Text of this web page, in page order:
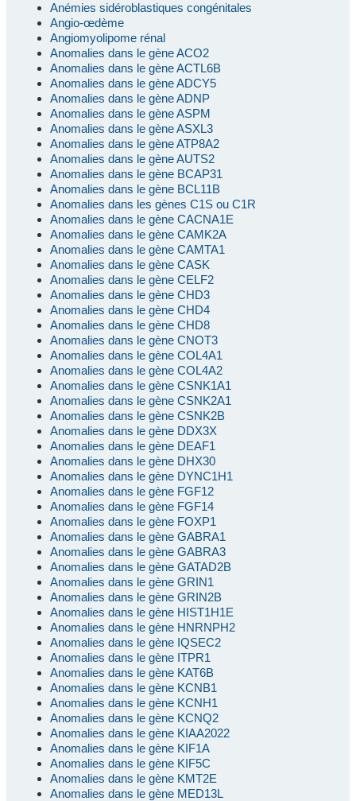
Anémies sidéroblastiques congénitales
Angio-œdème
Angiomyolipome rénal
Anomalies dans le gène ACO2
Anomalies dans le gène ACTL6B
Anomalies dans le gène ADCY5
Anomalies dans le gène ADNP
Anomalies dans le gène ASPM
Anomalies dans le gène ASXL3
Anomalies dans le gène ATP8A2
Anomalies dans le gène AUTS2
Anomalies dans le gène BCAP31
Anomalies dans le gène BCL11B
Anomalies dans les gènes C1S ou C1R
Anomalies dans le gène CACNA1E
Anomalies dans le gène CAMK2A
Anomalies dans le gène CAMTA1
Anomalies dans le gène CASK
Anomalies dans le gène CELF2
Anomalies dans le gène CHD3
Anomalies dans le gène CHD4
Anomalies dans le gène CHD8
Anomalies dans le gène CNOT3
Anomalies dans le gène COL4A1
Anomalies dans le gène COL4A2
Anomalies dans le gène CSNK1A1
Anomalies dans le gène CSNK2A1
Anomalies dans le gène CSNK2B
Anomalies dans le gène DDX3X
Anomalies dans le gène DEAF1
Anomalies dans le gène DHX30
Anomalies dans le gène DYNC1H1
Anomalies dans le gène FGF12
Anomalies dans le gène FGF14
Anomalies dans le gène FOXP1
Anomalies dans le gène GABRA1
Anomalies dans le gène GABRA3
Anomalies dans le gène GATAD2B
Anomalies dans le gène GRIN1
Anomalies dans le gène GRIN2B
Anomalies dans le gène HIST1H1E
Anomalies dans le gène HNRNPH2
Anomalies dans le gène IQSEC2
Anomalies dans le gène ITPR1
Anomalies dans le gène KAT6B
Anomalies dans le gène KCNB1
Anomalies dans le gène KCNH1
Anomalies dans le gène KCNQ2
Anomalies dans le gène KIAA2022
Anomalies dans le gène KIF1A
Anomalies dans le gène KIF5C
Anomalies dans le gène KMT2E
Anomalies dans le gène MED13L